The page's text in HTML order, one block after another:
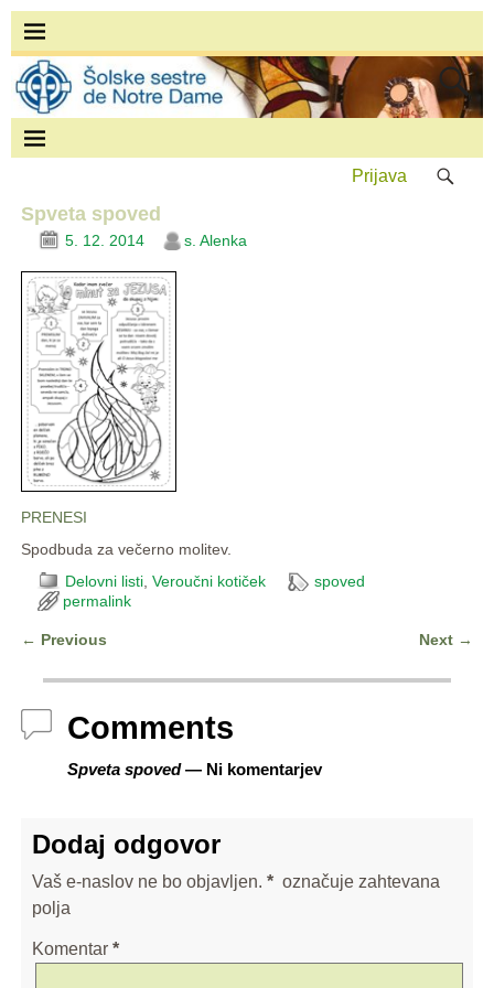
Prijava
Spveta spoved
5. 12. 2014 s. Alenka
PRENESI
Spodbuda za večerno molitev.
Delovni listi, Veroučni kotiček
spoved
permalink
← Previous Next →
Comments
Spveta spoved— Ni komentarjev
Dodaj odgovor
Vaš e-naslov ne bo objavljen. * označuje zahtevana
polja
Komentar *